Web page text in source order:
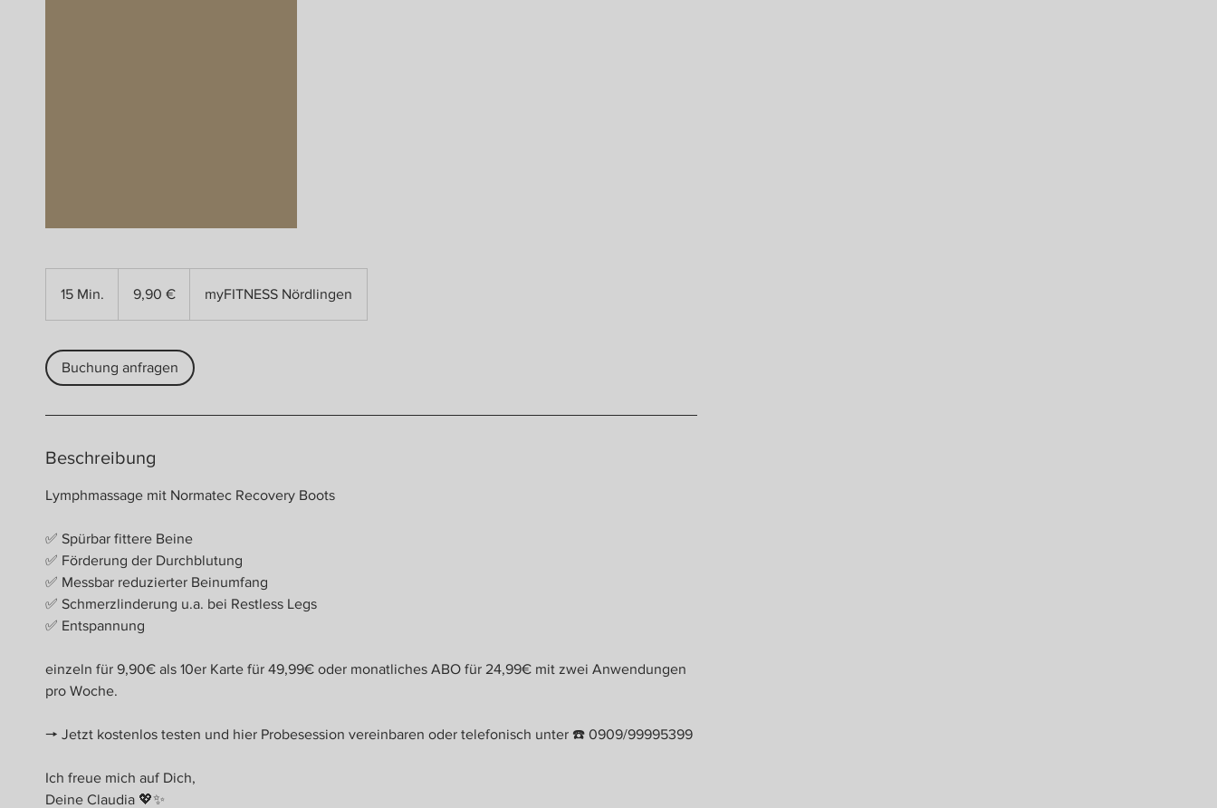
15 Min.
n
9,90 € myFITNESS Nördlingen
Buchung anfragen
Beschreibung
Lymphmassage mit Normatec Recovery Boots
✅ Spürbar fittere Beine
✅ Förderung der Durchblutung
✅ Messbar reduzierter Beinumfang
✅ Schmerzlinderung u.a. bei Restless Legs
✅ Entspannung
einzeln für 9,90€ als 10er Karte für 49,99€ oder monatliches ABO für 24,99€ mit zwei Anwendungen
pro Woche.
🠖 Jetzt kostenlos testen und hier Probesession vereinbaren oder telefonisch unter ☎ 0909/99995399
Ich freue mich auf Dich,
Deine Claudia 💖✨